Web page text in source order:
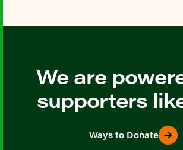
We are
supporters
Ways to Donate